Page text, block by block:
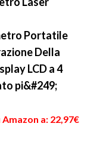
Portatile
Della
LCD a 4
pi&#249;
a: 22,97€